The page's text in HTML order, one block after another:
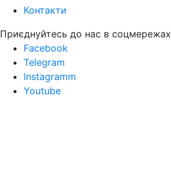
Контакти
Приєднуйтесь до нас в соцмережах
Facebook
Telegram
Instagramm
Youtube